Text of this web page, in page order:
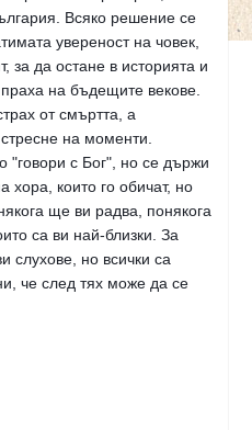
Всяко решение се
увереност на човек,
за да остане в историята и
на бъдещите векове.
от смъртта, а
на моменти.
"говори с Бог", но се държи
хора, които го обичат, но
ще ви радва, понякога
са ви най-близки. За
слухове, но всички са
че след тях може да се